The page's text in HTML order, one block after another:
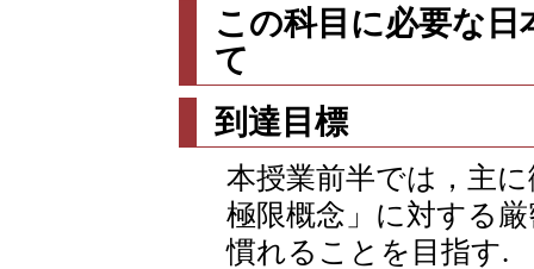
この科目に必要な
て
到達目標
本授業前半では，主
極限概念」に対する
慣れることを目指す.